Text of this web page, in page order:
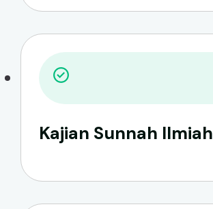
Kajian Sunnah Ilmiah